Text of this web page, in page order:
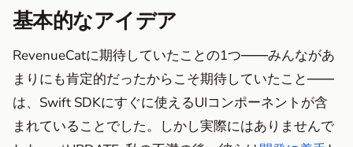
基本的なアイデア
RevenueCatに期待していたことの1つ――みんながあ
まりにも肯定的だったからこそ期待していたこと――
は、Swift SDKにすぐに使えるUIコンポーネントが含
まれていることでした。しかし実際にはありませんで